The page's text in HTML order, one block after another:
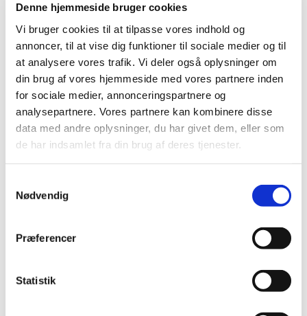
Denne hjemmeside bruger cookies
Vi bruger cookies til at tilpasse vores indhold og
annoncer, til at vise dig funktioner til sociale medier og til
at analysere vores trafik. Vi deler også oplysninger om
din brug af vores hjemmeside med vores partnere inden
for sociale medier, annonceringspartnere og
analysepartnere. Vores partnere kan kombinere disse
data med andre oplysninger, du har givet dem, eller som
de har indsamlet fra din brug af deres tjenester.
Nødvendig
Præferencer
Statistik